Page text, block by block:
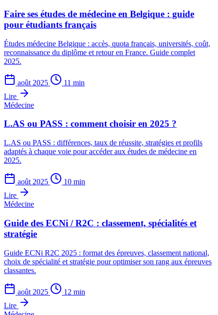
Faire ses études de médecine en Belgique : guide
pour étudiants français
Études médecine Belgique : accès, quota français, universités, coût,
reconnaissance du diplôme et retour en France. Guide complet
2025.
août 2025
11 min
Lire
Médecine
L.AS ou PASS : comment choisir en 2025 ?
L.AS ou PASS : différences, taux de réussite, stratégies et profils
adaptés à chaque voie pour accéder aux études de médecine en
2025.
août 2025
10 min
Lire
Médecine
Guide des ECNi / R2C : classement, spécialités et
stratégie
Guide ECNi R2C 2025 : format des épreuves, classement national,
choix de spécialité et stratégie pour optimiser son rang aux épreuves
classantes.
août 2025
12 min
Lire